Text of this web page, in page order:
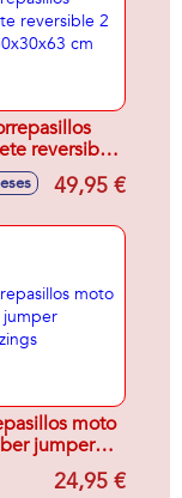
reversible
1 60x30x63
cm 49,95 €
moto
jumper
Superzings24,95 €